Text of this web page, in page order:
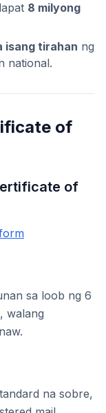
8 milyong
isang tirahan ng
national.
of
of
sa loob ng 6
walang
na sobre,